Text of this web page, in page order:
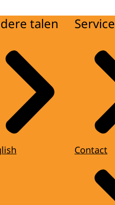
talen Service
Contact